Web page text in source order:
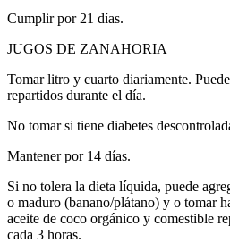
Cumplir por 21 días.
JUGOS DE ZANAHORIA
Tomar litro y cuarto diariamente.
repartidos durante el día.
No tomar si tiene diabetes
Mantener por 14 días.
Si no tolera la dieta líquida, puede
o maduro (banano/plátano) y o tomar
aceite de coco orgánico y comestible
cada 3 horas.